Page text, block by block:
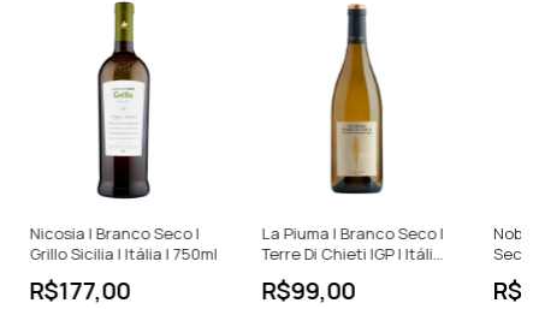
Nicosia | Branco Seco |
Grillo Sicilia | Itália | 750ml
R$177,00
La Piuma | Branco Seco |
Terre Di Chieti IGP | Itália |
750ml
R$99,00
Nobili
Seco